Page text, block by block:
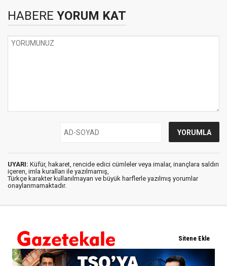
HABERE YORUM KAT
UYARI: Küfür, hakaret, rencide edici cümleler veya imalar, inançlara saldırı
içeren, imla kuralları ile yazılmamış,
Türkçe karakter kullanılmayan ve büyük harflerle yazılmış yorumlar
onaylanmamaktadır.